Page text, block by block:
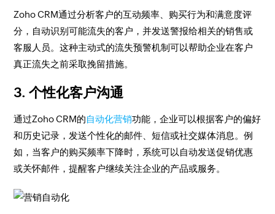
Zoho CRM通过分析客户的互动频率、购买行为和满意度评
分，自动识别可能流失的客户，并发送警报给相关的销售或
客服人员。这种主动式的流失预警机制可以帮助企业在客户
真正流失之前采取挽留措施。
3.个性化客户沟通
通过Zoho CRM的自动化营销功能，企业可以根据客户的偏好
和历史记录，发送个性化的邮件、短信或社交媒体消息。例
如，当客户的购买频率下降时，系统可以自动发送促销优惠
或关怀邮件，提醒客户继续关注企业的产品或服务。